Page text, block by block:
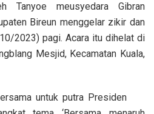
py
Li
n
ar
e
Tanyoe meusyedara Gibran
Bireun menggelar zikir dan
2023) pagi. Acara itu dihelat di
Mesjid, Kecamatan Kuala,
untuk putra Presiden